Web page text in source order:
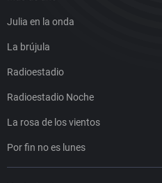
Julia en la onda
La brújula
Radioestadio
Radioestadio Noche
La rosa de los vientos
Por fin no es lunes